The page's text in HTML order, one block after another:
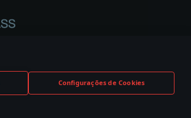
Configurações de Cookies